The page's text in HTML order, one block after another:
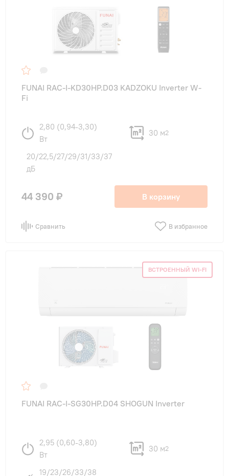
FUNAI RAC-I-KD30HP.D03 KADZOKU Inverter W-
Fi
2,80 (0,94-3,30)
Вт
30 м2
20/22,5/27/29/31/33/37
дБ
44 390 ₽ В корзину
Сравнить В избранное
ВСТРОЕННЫЙ WI-FI
FUNAI RAC-I-SG30HP.D04 SHOGUN Inverter
2,95 (0,60-3,80)
Вт
30 м2
19/23/26/33/38